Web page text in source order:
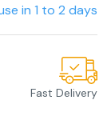
in 1 to 2 days
Fast Delivery